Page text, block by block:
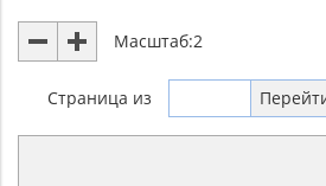
Масштаб:2
Страница из